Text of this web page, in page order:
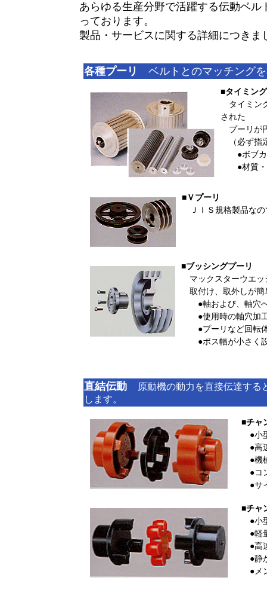
あらゆる生産分野で活躍する伝動ベ
っております。
製品・サービスに関する詳細につき
各種プーリ ベルトとのマッチング
■タイミン
タイミン
された
プーリが
（必ず指
●ボブカ
●材質・
■Ｖプーリ
ＪＩＳ規格製品なの
■ブッシングプーリ
マックスターウエッ
取付け、取外しが簡
●軸および、軸穴へ
●使用時の軸穴加
●プーリなど回転体
●ボス幅が小さく設
直結伝動
原動機の動力を直接伝達する
します。
■チャ
●小
●高
●機
●コ
●サ
■チャ
●小
●軽
●高
●静
●メ